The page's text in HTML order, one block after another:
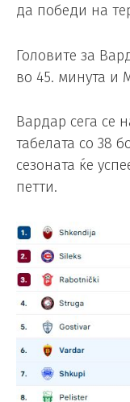
да победи на
Головите за
во 45. минута и
Вардар сега се
табелата со 38
сезоната ќе
петти.